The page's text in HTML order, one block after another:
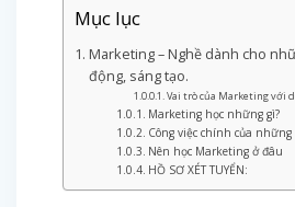
Mục lục
Marketing – Nghề dành cho
động, sáng tạo.
Vai trò của Marketing với
Marketing học những gì?
Công việc chính của
Nên học Marketing ở đâu
HỒ SƠ XÉT TUYỂN: